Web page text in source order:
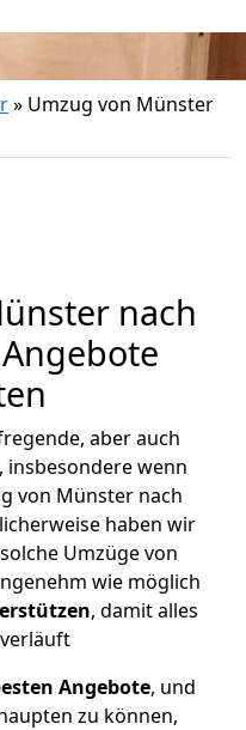
» Umzug von Münster
nach
aber auch
insbesondere wenn
von Münster nach
haben wir
Umzüge von
wie möglich
, damit alles
Angebote, und
zu können,